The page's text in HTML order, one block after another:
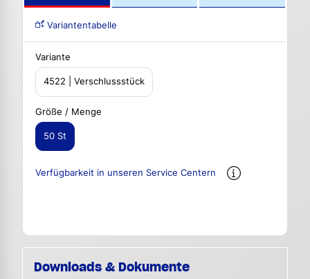
Variantentabelle
Variante
4522 | Verschlussstück
Größe / Menge
50 St
Verfügbarkeit in unseren Service Centern
Downloads & Dokumente